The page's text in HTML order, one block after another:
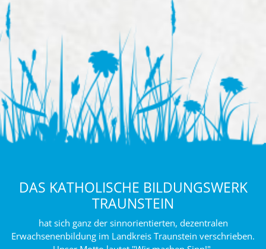
DAS KATHOLISCHE BILDUNGSWERK
TRAUNSTEIN
hat sich ganz der sinnorientierten, dezentralen
Erwachsenenbildung im Landkreis Traunstein verschrieben.